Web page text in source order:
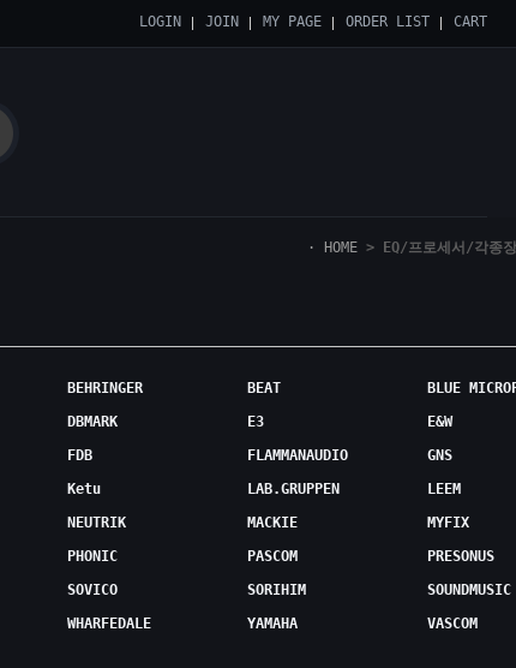
LOGIN JOIN MY PAGE ORDER LIST CART
HOME > EQ/프로세서/각종
BEHRINGER BEAT
BLUE
DBMARK E3
E&W
FDB FLAMMANAUDIO
GNS
Ketu LAB.GRUPPEN
LEEM
NEUTRIK MACKIE
MYFIX
PHONIC PASCOM
PRESONUS
SOVICO SORIHIM
SOUNDMUSIC
WHARFEDALE YAMAHA
VASCOM